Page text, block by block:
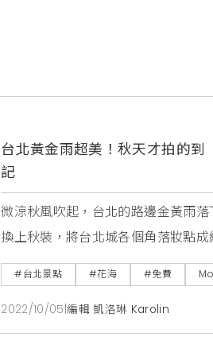
台北黃金雨超美！秋天才拍的
記
微涼秋風吹起，台北的路邊金黃雨
換上秋裝，將台北城各個角落妝點
觀，讓走過、路過的忙碌都市人都
布於敦化南路、新生北路1段、民生
為春夏秋冬分別變化出鮮綠、翠綠、
#台北景點 #花海 #免費
2022/10/05 |編輯 凱洛琳 Karolin